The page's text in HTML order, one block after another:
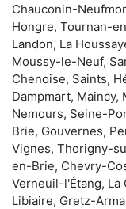
Chauconin-
Hongre, Tournan-
Landon, La
Moussy-le-Neuf,
Chenoise, Saints,
Dampmart,
Nemours, Seine-
Brie, Gouvernes,
Vignes, Thorigny-
en-Brie, Chevry-
Verneuil-l'Étang,
Libiaire, Gretz-